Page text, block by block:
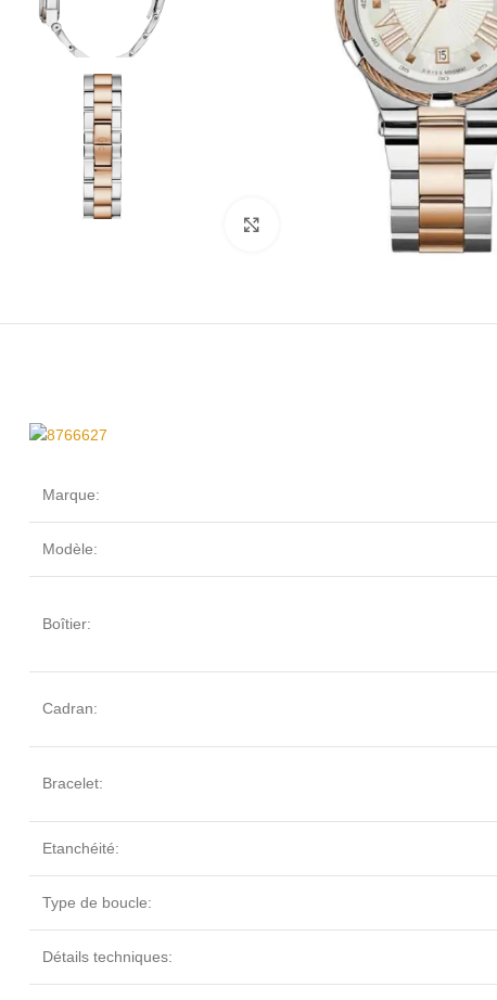
Marque:
Modèle:
Boîtier:
Cadran:
Bracelet:
Etanchéité:
Type de boucle:
Détails techniques: